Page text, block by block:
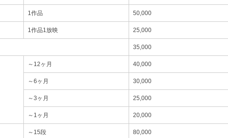
1作品 50,000
1作品1放映 25,000
35,000
～12ヶ月 40,000
～6ヶ月 30,000
～3ヶ月 25,000
～1ヶ月 20,000
～15段 80,000